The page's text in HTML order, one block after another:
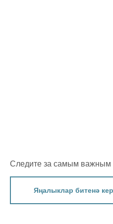
Следите за самым важным
Яңалыклар битенә